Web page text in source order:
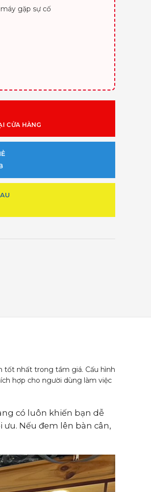
gặp sự cố
CỬA HÀNG
tốt nhất trong tầm giá. Cấu hình
hợp cho người dùng làm việc
có luôn khiến bạn dễ
Nếu đem lên bàn cân,